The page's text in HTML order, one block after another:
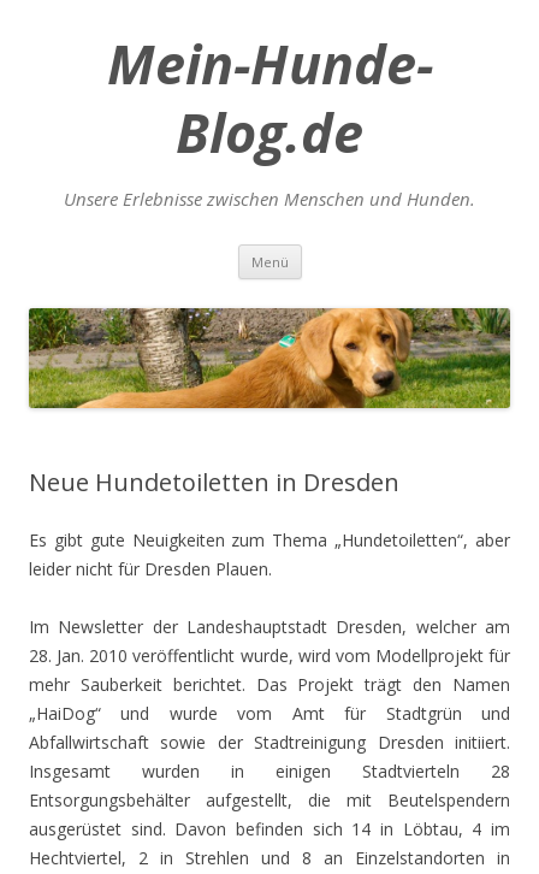
Mein-Hunde-
Blog.de
Unsere Erlebnisse zwischen Menschen und Hunden.
Menü Zum
springen
Neue Hundetoiletten in Dresden
Es gibt gute Neuigkeiten zum Thema „Hundetoiletten“, aber
leider nicht für Dresden Plauen.
Im Newsletter der Landeshauptstadt Dresden, welcher am
28. Jan. 2010 veröffentlicht wurde, wird vom Modellprojekt für
mehr Sauberkeit berichtet. Das Projekt trägt den Namen
„HaiDog“ und wurde vom Amt für Stadtgrün und
Abfallwirtschaft sowie der Stadtreinigung Dresden initiiert.
Insgesamt wurden in einigen Stadtvierteln 28
Entsorgungsbehälter aufgestellt, die mit Beutelspendern
ausgerüstet sind. Davon befinden sich 14 in Löbtau, 4 im
Hechtviertel, 2 in Strehlen und 8 an Einzelstandorten in